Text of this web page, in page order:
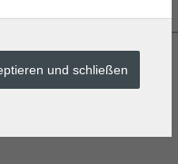
und schließen